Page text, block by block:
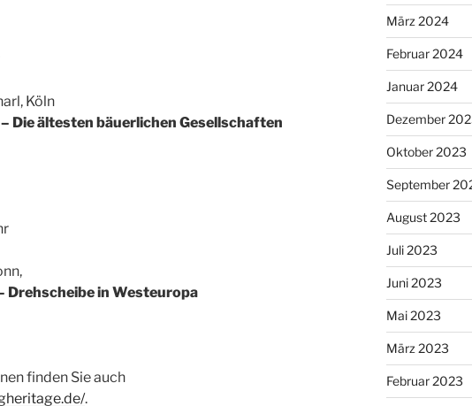
Köln
Die ältesten bäuerlichen Gesellschaften
Drehscheibe in Westeuropa
finden Sie auch
.
März 2024
Februar 2024
Januar 2024
Dezember
Oktober 2023
September
August 2023
Juli 2023
Juni 2023
Mai 2023
März 2023
Februar 2023